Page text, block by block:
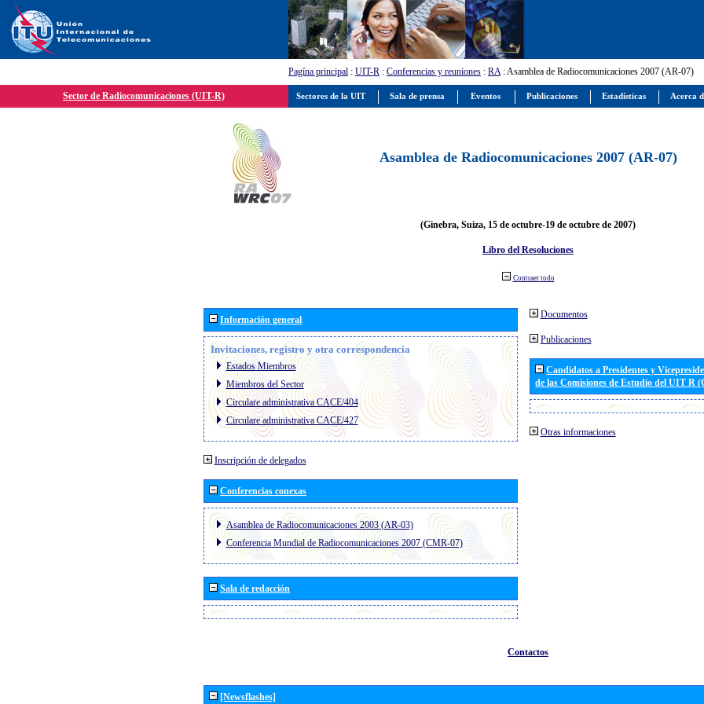
Pagína principal : UIT-R : Conferencias y reuniones : RA: Asamblea de Radiocomunicaciones 2007 (AR-07)
Sector de Radiocomunicaciones (UIT-R)
Asamblea de Radiocomunicaciones 2007 (AR-07)
(Ginebra, Suiza, 15 de octubre-19 de octubre de 2007)
Libro del Resoluciones
Contraer todo
Información general
Invitaciones, registro y otra correspondencia
Estados Miembros
Miembros del Sector
Circulare administrativa CACE/404
Circulare administrativa CACE/427
Inscripción de delegados
Conferencias conexas
Asamblea de Radiocomunicaciones 2003 (AR-03)
Conferencia Mundial de Radiocomunicaciones 2007 (CMR-07)
Sala de redacción
Documentos
Publicaciones
Candidatos a Presidentes y
de las Comisiones de Estudio del UIT R
Otras informaciones
Contactos
[Newsflashes]
Sectores de la UIT Sala de prensa Eventos Publicaciones Estadísticas Acerca